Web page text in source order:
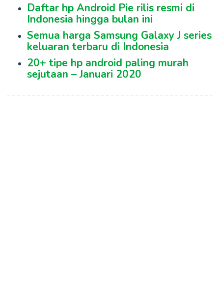
Daftar hp Android Pie rilis resmi di
Indonesia hingga bulan ini
Semua harga Samsung Galaxy J series
keluaran terbaru di Indonesia
20+ tipe hp android paling murah
sejutaan – Januari 2020